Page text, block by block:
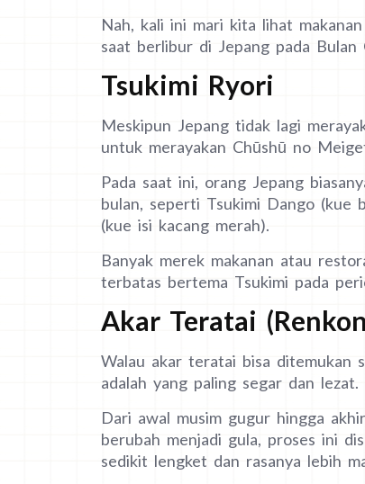
Nah, kali ini mari kita lihat
saat berlibur di Jepang pada Bulan
Tsukimi Ryori
Meskipun Jepang tidak lagi
untuk merayakan Chūshū no
Pada saat ini, orang Jepang
bulan, seperti Tsukimi Dango (kue
(kue isi kacang merah).
Banyak merek makanan atau
terbatas bertema Tsukimi pada
Akar Teratai
Walau akar teratai bisa ditemukan
adalah yang paling segar dan lezat.
Dari awal musim gugur hingga
berubah menjadi gula, proses ini
sedikit lengket dan rasanya lebih